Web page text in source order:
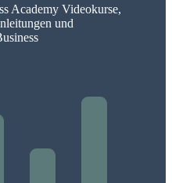
Academy Videokurse,
und